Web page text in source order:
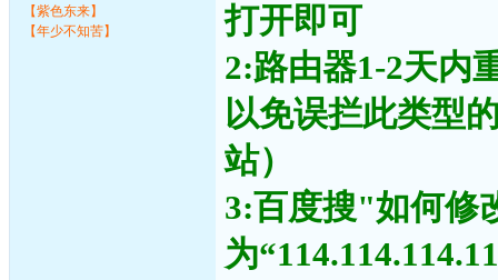
【紫色东来】
【年少不知苦】
打开即可
2:路由器1-2天内
以免误拦此类型
站）
3:百度搜"如何修
为